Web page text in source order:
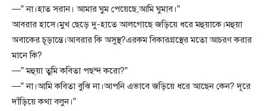
—” না।হাত সরান। আমার ঘুম পেয়েছে,আমি ঘুমাব।”
আবরার হাসে।মুখ ছেড়ে দু-হাতে আলগোছে জড়িয়ে ধরে মহুয়াকে।মহুয়া
অবাকের চূড়ান্তে।আবরার কি অসুস্থ?এরকম বিকারগ্রস্থের মতো আচরণ করার
মানে কি?
—” মহুয়া তুমি কবিতা পছন্দ করো?”
—” না।আমি কবিতা বুঝি না।আপনি এভাবে জড়িয়ে ধরে আছেন কেন? দূরে
দাঁড়িয়ে কথা বলুন।”